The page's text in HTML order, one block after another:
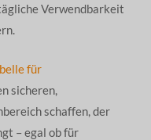
Verwendbarkeit
für
sicheren,
schaffen, der
– egal ob für